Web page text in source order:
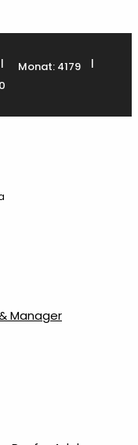
| Monat: 4179
|
Manager